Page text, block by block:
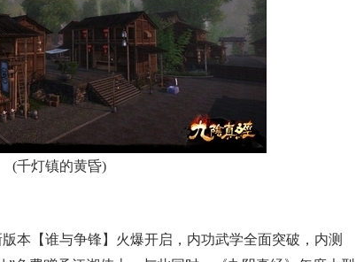
灯镇的黄昏)
【谁与争锋】火爆开启，内功武学全面突破，内测